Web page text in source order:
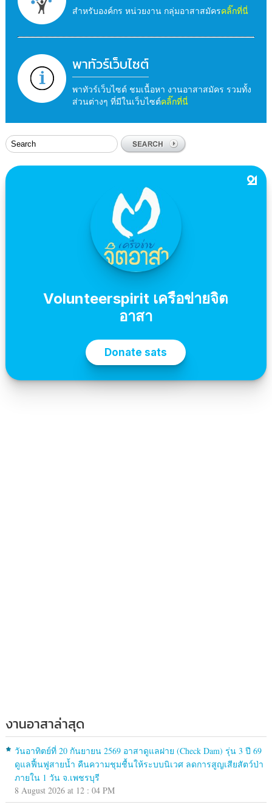
สำหรับองค์กร หน่วยงาน กลุ่มอาสาสมัครคลิ๊กที่นี่
พาทัวร์เว็บไซต์
พาทัวร์เว็บไซต์ ชมเนื้อหา งานอาสาสมัคร รวมทั้ง
ส่วนต่างๆ ที่มีในเว็บไซต์คลิ๊กที่นี่
งานอาสาล่าสุด
วันอาทิตย์ที่ 20 กันยายน 2569 อาสาดูแลฝาย (Check Dam) รุ่น 3 ปี 69
ดูแลฟื้นฟูสายน้ำ คืนความชุมชื้นให้ระบบนิเวศ ลดการสูญเสียสัตว์ป่า
ภายใน 1 วัน จ.เพชรบุรี
8 August 2026 at 12 : 04 PM